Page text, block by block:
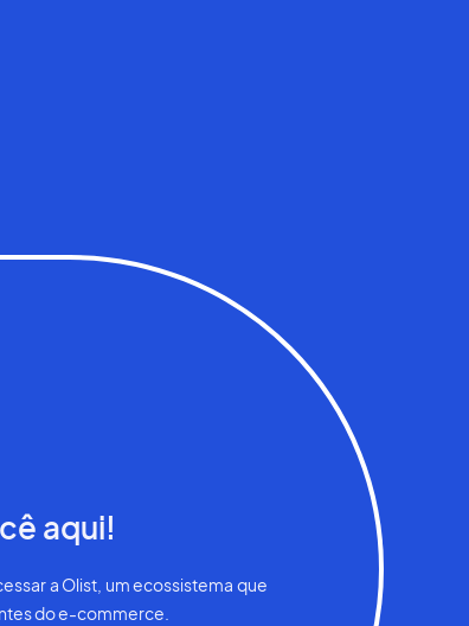
aqui!
a Olist, um ecossistema que
do e-commerce.